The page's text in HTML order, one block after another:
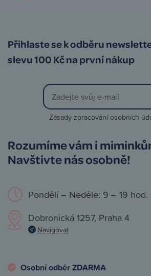
Přihlaste se k odběru
slevu 100 Kč na první nákup
Zásady zpracování osobních
Rozumíme vám i
Navštivte nás osobně!
Pondělí – Neděle: 9 – 19 hod.
Dobronická 1257, Praha 4
Navigovat
Osobní odběr ZDARMA